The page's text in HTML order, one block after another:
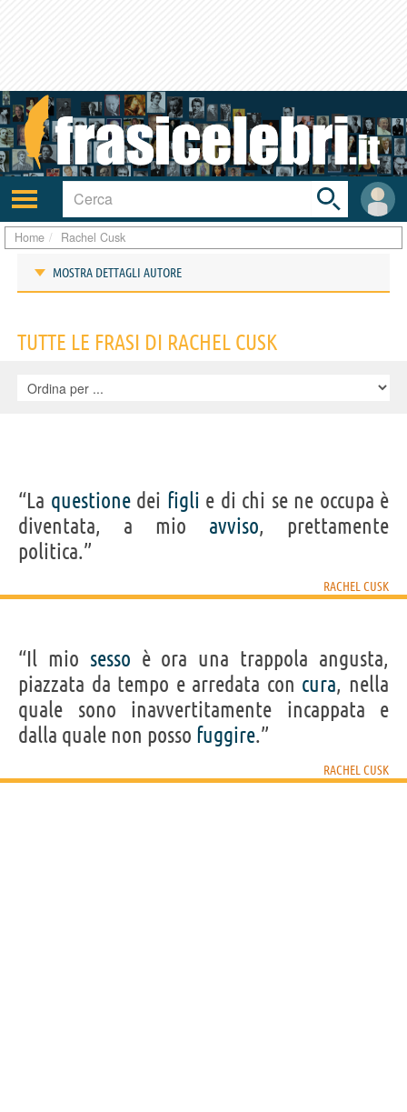
Attiva/disattiva
navigazione
User
area
Toggle
search
bar
Home Rachel Cusk
MOSTRA DETTAGLI AUTORE
IDENTIKIT E DATI ANAGRAFICI
Nome
Rachel
Cognome Cusk
Nato 8 gennaio 1967
Sesso femminile
Segno zodiacale Capricorno
TUTTE LE FRASI DI RACHEL CUSK
“La questionedei figli e di chi se ne occupa è
diventata, a mio avviso, prettamente
politica.”
RACHEL CUSK
“Il mio sesso è ora una trappola angusta,
piazzata da tempo e arredata con cura, nella
quale sono inavvertitamente incappata e
dalla quale non posso fuggire.”
RACHEL CUSK